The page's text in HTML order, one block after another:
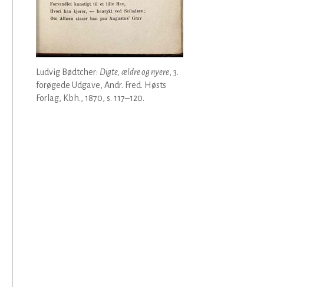
Ludvig Bødtcher: Digte, ældre og nyere, 3.
forøgede Udgave, Andr. Fred. Høsts
Forlag, Kbh., 1870, s. 117–120.